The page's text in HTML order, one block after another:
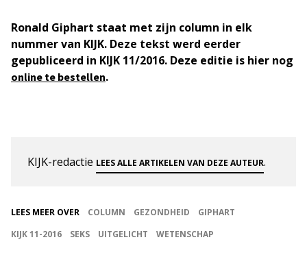
Ronald Giphart staat met zijn column in elk
nummer van KIJK. Deze tekst werd eerder
gepubliceerd in KIJK 11/2016. Deze editie is hier nog
online te bestellen.
KIJK-redactie LEES ALLE ARTIKELEN VAN DEZE AUTEUR.
LEES MEER OVER COLUMN GEZONDHEID
GIPHART
KIJK 11-2016
SEKS UITGELICHT WETENSCHAP